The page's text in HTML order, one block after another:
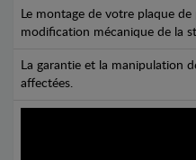
Le montage de votre plaque
modification mécanique de la
La garantie et la manipulation
affectées.